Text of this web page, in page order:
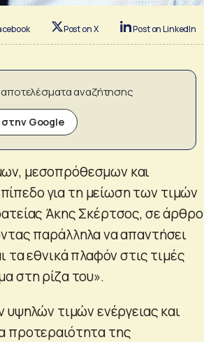
Post on X Post on LinkedIn
αναζήτησης
Google
μεσοπρόθεσμων και
για τη μείωση των τιμών
Άκης Σκέρτσος, σε άρθρο
παράλληλα να απαντήσει
τα εθνικά πλαφόν στις τιμές
στη ρίζα του».
τιμών ενέργειας και
προτεραιότητα της